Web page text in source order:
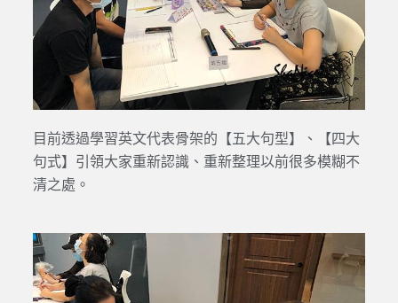
目前透過學習英文代表骨架的【五大句型】、【四大
句式】引領大家重新認識、重新整理以前很多模糊不
清之處。